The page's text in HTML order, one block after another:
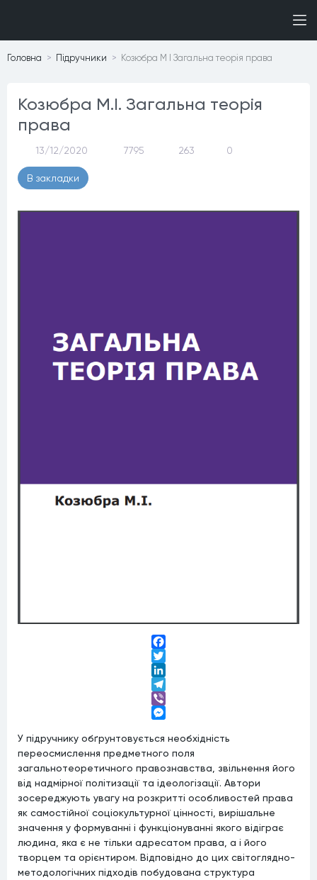
Головна Пiдручники Козюбра М І Загальна теорія права
Козюбра М.І. Загальна теорія
права
13/12/2020 7795 263 0
В закладки
Facebook
Twitter
LinkedIn
Telegram
Viber
У підручнику обґрунтовується необхідність
переосмислення предметного поля
загальнотеоретичного правознавства, звільнення його
від надмірної політизації та ідеологізації. Автори
зосереджують увагу на розкритті особливостей права
як самостійної соціокультурної цінності, вирішальне
значення у формуванні і функціонуванні якого відіграє
людина, яка є не тільки адресатом права, а і його
творцем та орієнтиром. Відповідно до цих світоглядно-
методологічних підходів побудована структура